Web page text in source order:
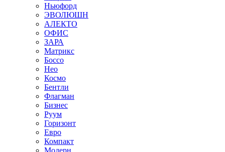
Ньюфорд
ЭВОЛЮШН
АЛЕКТО
ОФИС
ЗАРА
Матрикс
Боссо
Нео
Космо
Бентли
Флагман
Бизнес
Руум
Горизонт
Евро
Компакт
Модерн